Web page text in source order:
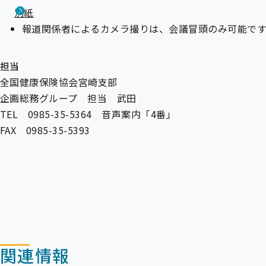
別紙
報道関係者によるカメラ撮りは、会議冒頭のみ可能で
担当
全国健康保険協会宮崎支部
企画総務グループ 担当 武田
TEL 0985-35-5364 音声案内「4番」
FAX 0985-35-5393
関連情報